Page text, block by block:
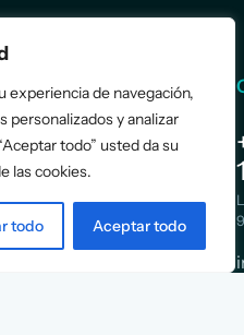
experiencia de navegación,
personalizados y analizar
todo” usted da su
las cookies.
todo Aceptar todo
Info
About Us
Cases
Blog